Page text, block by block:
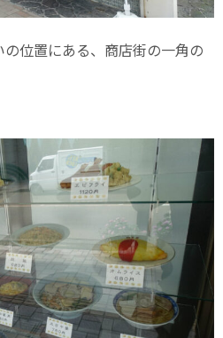
位置にある、商店街の一角の